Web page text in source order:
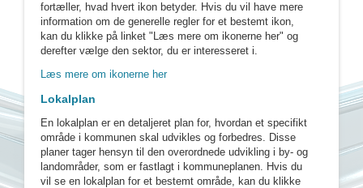
fortæller, hvad hvert ikon betyder. Hvis du vil have mere
information om de generelle regler for et bestemt ikon,
kan du klikke på linket "Læs mere om ikonerne her" og
derefter vælge den sektor, du er interesseret i.
Læs mere om ikonerne her
Lokalplan
En lokalplan er en detaljeret plan for, hvordan et specifikt
område i kommunen skal udvikles og forbedres. Disse
planer tager hensyn til den overordnede udvikling i by- og
landområder, som er fastlagt i kommuneplanen. Hvis du
vil se en lokalplan for et bestemt område, kan du klikke